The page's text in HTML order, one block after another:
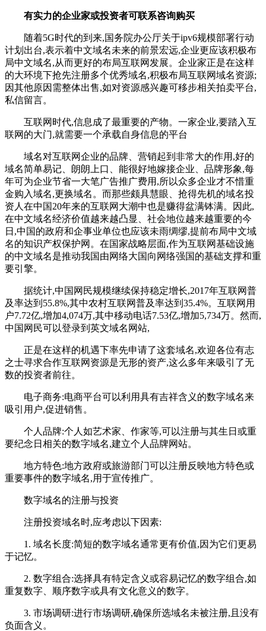
有实力的企业家或投资者可联系咨询购买
随着5G时代的到来,国务院办公厅关于ipv6规模部署行动
计划出台,表示着中文域名未来的前景宏远,企业更应该积极布
局中文域名,从而更好的布局互联网发展。企业家正是在这样
的大环境下抢先注册多个优秀域名,积极布局互联网域名资源;
因其他原因需整体出售,如对资源感兴趣可移步相关拍卖平台,
私信留言。‌
互联网时代,信息成了最重要的产物。一家企业,要踏入互
联网的大门,就需要一个承载自身信息的平台
域名对互联网企业的品牌、营销起到非常大的作用,好的
域名简单易记、朗朗上口、能很好地嫁接企业、品牌形象,每
年可为企业节省一大笔广告推广费用,所以众多企业才不惜重
金购入域名,更换域名。而那些颇具慧眼、抢得先机的域名投
资人在中国20年来的互联网大潮中也是赚得盆满钵满。因此,
在中文域名经济价值越来越凸显、社会地位越来越重要的今
日,中国的政府和企事业单位也应该未雨绸缪,提前布局中文域
名的知识产权保护网。在国家战略层面,作为互联网基础设施
的中文域名是推动我国由网络大国向网络强国的基础支撑和重
要引擎。
据统计,中国网民规模继续保持稳定增长,2017年互联网普
及率达到55.8%,其中农村互联网普及率达到35.4%。互联网用
户7.72亿,增加4,074万,其中移动电话7.53亿,增加5,734万。然而,
中国网民可以登录到英文域名网站,
正是在这样的机遇下率先申请了这套域名,欢迎各位有志
之士寻求合作互联网资源是无形的资产,这么多年来吸引了无
数的投资者前往。
电子商务:电商平台可以利用具有吉祥含义的数字域名来
吸引用户,促进销售。
个人品牌:个人如艺术家、作家等,可以注册与其生日或重
要纪念日相关的数字域名,建立个人品牌网站。
地方特色:地方政府或旅游部门可以注册反映地方特色或
重要事件的数字域名,用于宣传推广。
数字域名的注册与投资
注册投资域名时,应考虑以下因素:
1. 域名长度:简短的数字域名通常更有价值,因为它们更易
于记忆。
2. 数字组合:选择具有特定含义或容易记忆的数字组合,如
重复数字、顺序数字或具有文化意义的数字。
3. 市场调研:进行市场调研,确保所选域名未被注册,且没有
负面含义。